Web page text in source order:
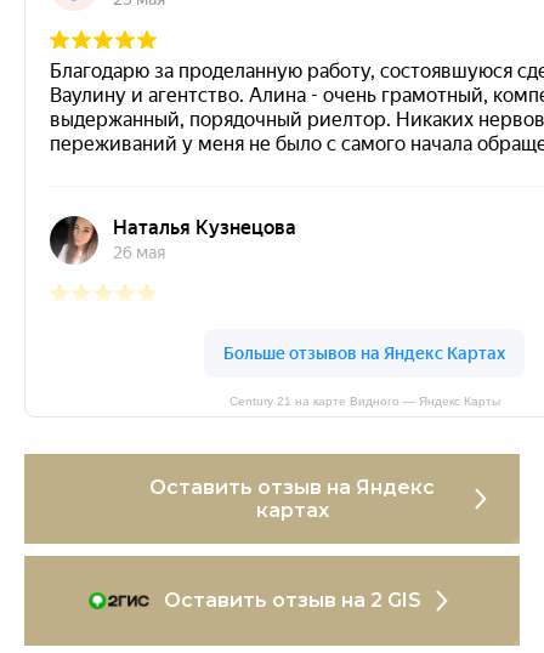
Century 21 на карте Видного — Яндекс Карты
Оставить отзыв на Яндекс
картах
Оставить отзыв на 2 GIS